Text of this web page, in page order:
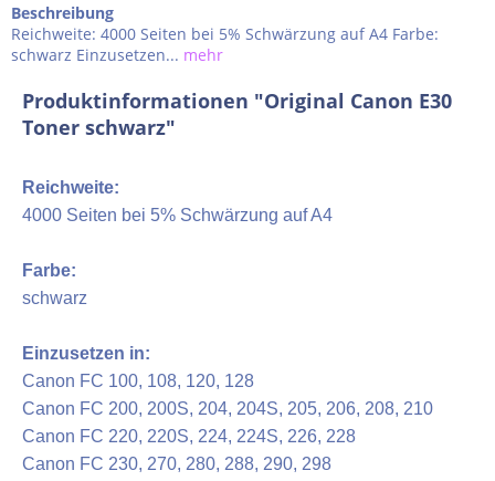
Beschreibung
Reichweite: 4000 Seiten bei 5% Schwärzung auf A4 Farbe:
schwarz Einzusetzen... mehr
Produktinformationen "Original Canon E30
Toner schwarz"
Reichweite:
4000 Seiten bei 5% Schwärzung auf A4
Farbe:
schwarz
Einzusetzen in:
Canon FC 100, 108, 120, 128
Canon FC 200, 200S, 204, 204S, 205, 206, 208, 210
Canon FC 220, 220S, 224, 224S, 226, 228
Canon FC 230, 270, 280, 288, 290, 298